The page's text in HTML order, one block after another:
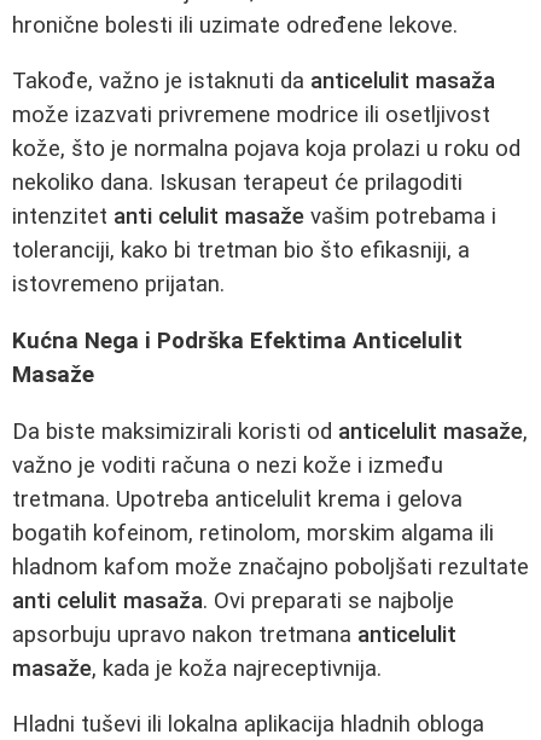
hronične bolesti ili uzimate određene lekove.
Takođe, važno je istaknuti da anticelulit masaža
može izazvati privremene modrice ili osetljivost
kože, što je normalna pojava koja prolazi u roku od
nekoliko dana. Iskusan terapeut će prilagoditi
intenzitet anti celulit masaže vašim potrebama i
toleranciji, kako bi tretman bio što efikasniji, a
istovremeno prijatan.
Kućna Nega i Podrška Efektima Anticelulit
Masaže
Da biste maksimizirali koristi od anticelulit masaže,
važno je voditi računa o nezi kože i između
tretmana. Upotreba anticelulit krema i gelova
bogatih kofeinom, retinolom, morskim algama ili
hladnom kafom može značajno poboljšati rezultate
anti celulit masaža. Ovi preparati se najbolje
apsorbuju upravo nakon tretmana anticelulit
masaže, kada je koža najreceptivnija.
Hladni tuševi ili lokalna aplikacija hladnih obloga